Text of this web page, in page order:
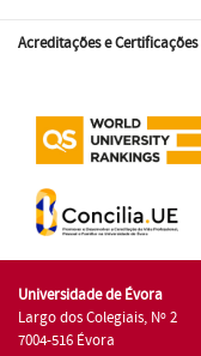
Acreditações e Certificações
Universidade de Évora
Largo dos Colegiais, Nº 2
7004-516 Évora